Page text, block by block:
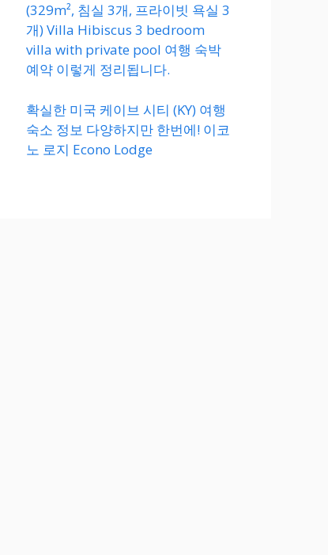
(329m², 침실 3개, 프라이빗 욕실 3
개) Villa Hibiscus 3 bedroom
villa with private pool 여행 숙박
예약 이렇게 정리됩니다.
확실한 미국 케이브 시티 (KY) 여행
숙소 정보 다양하지만 한번에! 이코
노 로지 Econo Lodge